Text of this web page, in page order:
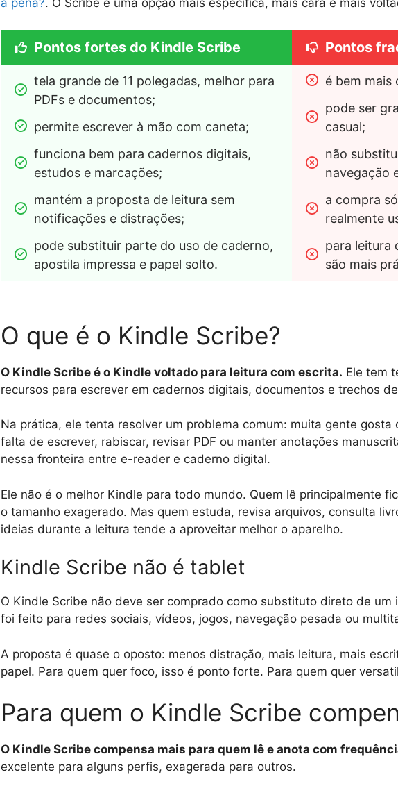
a pena?. O Scribe é uma opção mais específica, mais cara e mais
Pontos fortes do Kindle Scribe
tela grande de 11 polegadas, melhor para
PDFs e documentos;
permite escrever à mão com caneta;
funciona bem para cadernos digitais,
estudos e marcações;
mantém a proposta de leitura sem
notificações e distrações;
pode substituir parte do uso de caderno,
apostila impressa e papel solto.
Pontos
é bem mais
pode ser
casual;
não
navegação
a compra
realmente
para leitura
são mais
O que é o Kindle Scribe?
O Kindle Scribe é o Kindle voltado para leitura com escrita. Ele tem
recursos para escrever em cadernos digitais, documentos e trechos
Na prática, ele tenta resolver um problema comum: muita gente
falta de escrever, rabiscar, revisar PDF ou manter anotações
nessa fronteira entre e-reader e caderno digital.
Ele não é o melhor Kindle para todo mundo. Quem lê principalmente
o tamanho exagerado. Mas quem estuda, revisa arquivos, consulta
ideias durante a leitura tende a aproveitar melhor o aparelho.
Kindle Scribe não é tablet
O Kindle Scribe não deve ser comprado como substituto direto de um
foi feito para redes sociais, vídeos, jogos, navegação pesada ou
A proposta é quase o oposto: menos distração, mais leitura, mais
papel. Para quem quer foco, isso é ponto forte. Para quem quer
Para quem o Kindle Scribe
O Kindle Scribe compensa mais para quem lê e anota com
excelente para alguns perfis, exagerada para outros.